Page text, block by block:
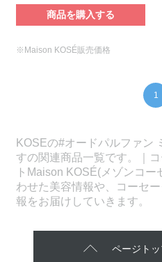
商品を購入する
※Maison KOSÉ販売価格
1
KOSEの#オードパルファン
すの関連商品一覧です。｜
トMaison KOSÉ(メゾンコ
わせた美容情報や、コーセ
報をお届けしていきます。
ページト